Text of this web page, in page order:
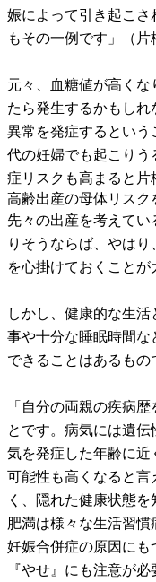
娠によって引き起こ
もその一例です」（片
元々、血糖値が高く
たら発生するかもし
異常を発症するという
代の妊婦でも起こり
症リスクも高まると片
高齢出産の母体リスク
先々の出産を考えて
りそうならば、やは
を心掛けておくことが
しかし、健康的な生
事や十分な睡眠時間
できることはあるもの
「自分の両親の疾病
とです。病気には遺
気を発症した年齢に近
可能性も高くなると
く、隠れた健康状態
肥満は様々な生活習慣
妊娠合併症の原因にも
『やせ』にも注意が必